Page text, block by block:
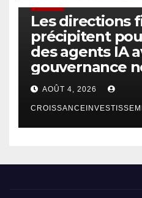
Les directions
précipitent
des agents IA
gouvernance
AOÛT 4, 2026